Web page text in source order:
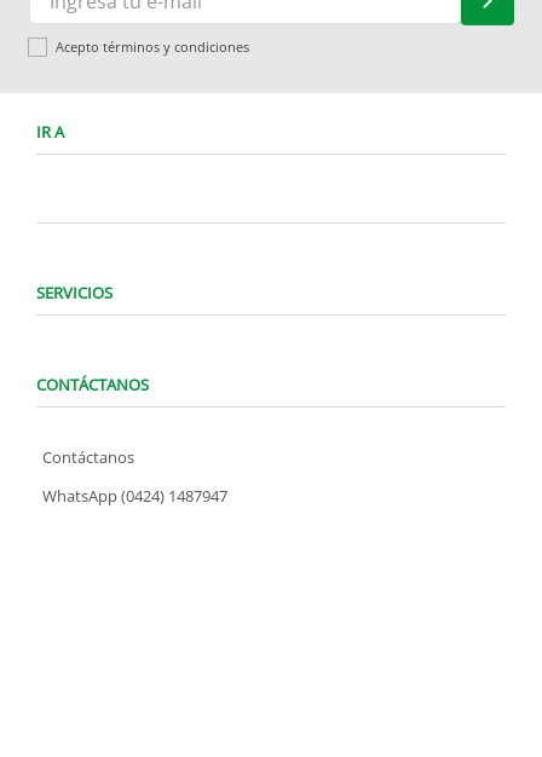
Acepto términos y condiciones
IR A
SERVICIOS
CONTÁCTANOS
Contáctanos
WhatsApp (0424) 1487947